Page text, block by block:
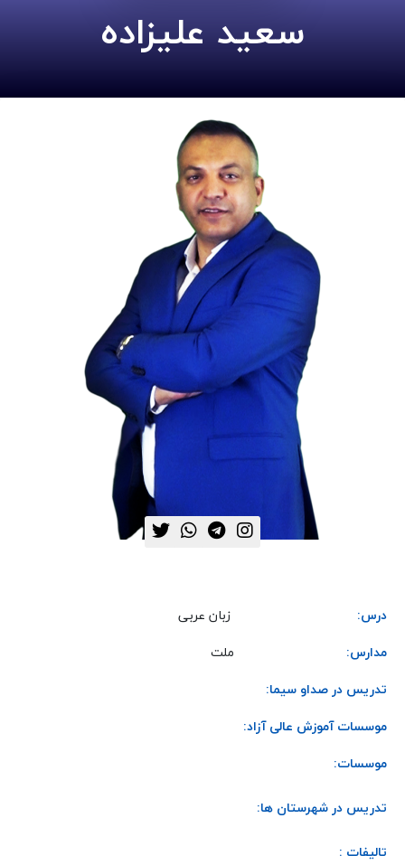
سعید علیزاده
درس:
زبان عربی
مدارس:
ملت
تدریس در صداو سیما:
موسسات آموزش عالی آزاد:
موسسات:
تدریس در شهرستان ها:
تالیفات :